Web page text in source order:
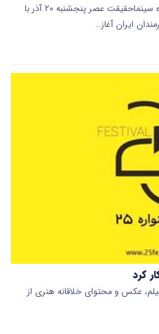
بخش عکس مستند نوزدهمین جشنواره سینماحقیقت عصر پنجشنبه ۲۰ آذر با
ایران آغاز…
با تمرکز بر فیلم، عکس و محتوای خلاقانه‌ هنری از